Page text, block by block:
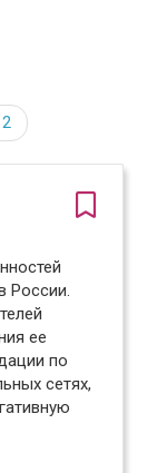
2
России.
ее
по
сетях,